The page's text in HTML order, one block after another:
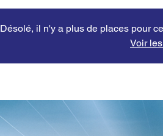
Désolé, il n'y a plus de places pour
Voir